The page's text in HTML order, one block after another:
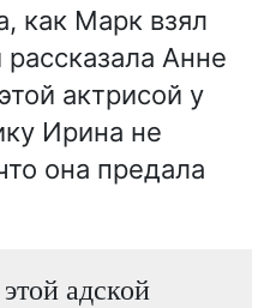
как Марк взял
Анне
актрисой у
Ирина не
она предала
адской